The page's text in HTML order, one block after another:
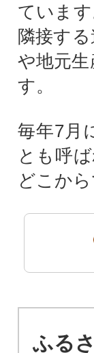
ていま
隣接す
や地元
す。
毎年7月
とも呼
どこか
ふる